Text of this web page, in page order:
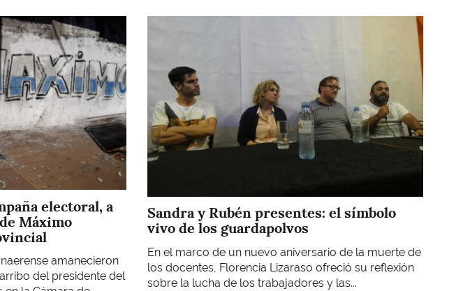
electoral, a
Máximo
amanecieron
del presidente del
Sandra y Rubén presentes: el símbolo
vivo de los guardapolvos
En el marco de un nuevo aniversario de la muerte de
los docentes, Florencia Lizaraso ofreció su reflexión
sobre la lucha de los trabajadores y las...